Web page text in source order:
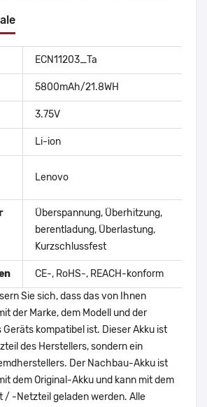
ECN11203_Ta
5800mAh/21.8WH
3.75V
Li-ion
Lenovo
Überspannung, Überhitzung,
berentladung, Überlastung,
Kurzschlussfest
CE-, RoHS-, REACH-konform
Sie sich, dass das von Ihnen
der Marke, dem Modell und der
kompatibel ist. Dieser Akku ist
des Herstellers, sondern ein
Der Nachbau-Akku ist
dem Original-Akku und kann mit dem
/ -Netzteil geladen werden. Alle